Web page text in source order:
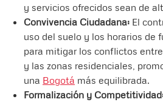
y servicios ofrecidos sean de
Convivencia Ciudadana: El
uso del suelo y los horarios de
para mitigar los conflictos
y las zonas residenciales,
una Bogotá más equilibrada.
Formalización y